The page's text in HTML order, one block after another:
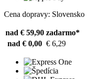
Cena dopravy: Slovensko
nad € 59,90 zadarmo*
nad € 0,00 € 6,29